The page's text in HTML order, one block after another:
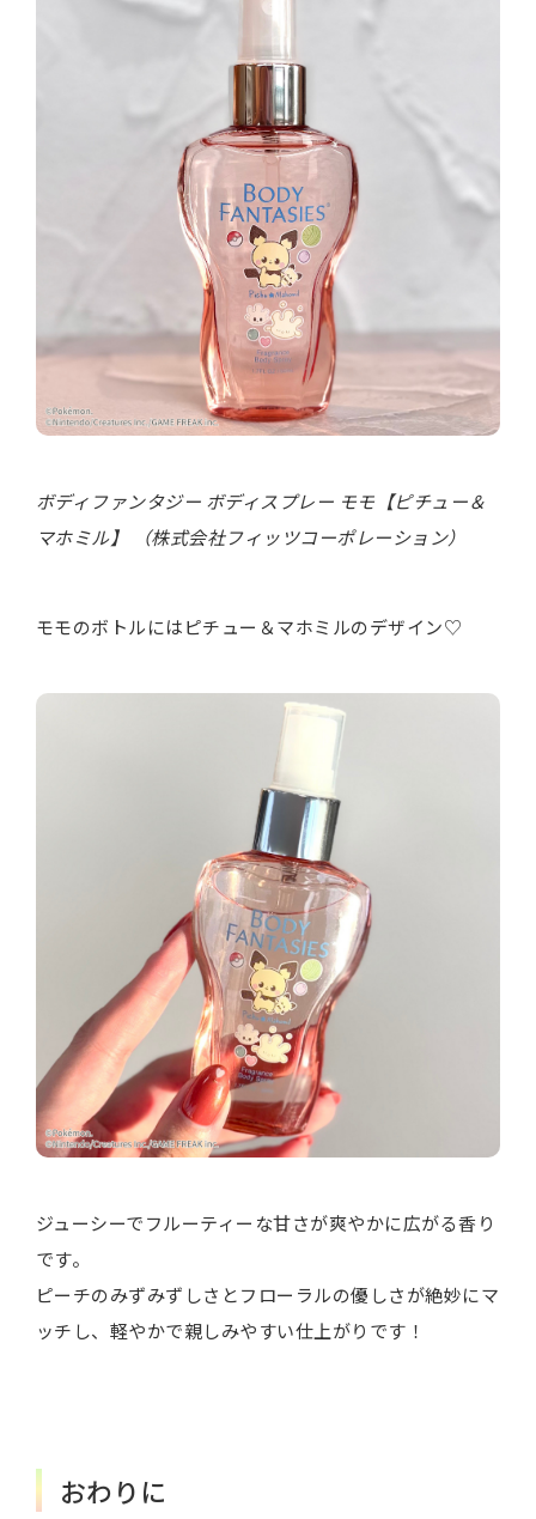
ボディファンタジー ボディスプレー モモ【ピチュー＆
マホミル】 （株式会社フィッツコーポレーション）
モモのボトルにはピチュー＆マホミルのデザイン♡
ジューシーでフルーティーな甘さが爽やかに広がる香り
です。
ピーチのみずみずしさとフローラルの優しさが絶妙にマ
ッチし、軽やかで親しみやすい仕上がりです！
おわりに